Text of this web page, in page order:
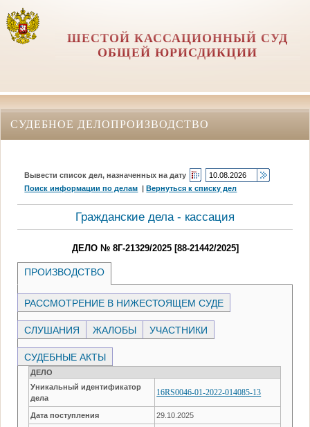
ШЕСТОЙ КАССАЦИОННЫЙ СУД
ОБЩЕЙ ЮРИСДИКЦИИ
СУДЕБНОЕ ДЕЛОПРОИЗВОДСТВО
Вывести список дел, назначенных на дату
Поиск информации по делам |Вернуться к списку дел
Гражданские дела - кассация
ДЕЛО № 8Г-21329/2025 [88-21442/2025]
ПРОИЗВОДСТВО
РАССМОТРЕНИЕ В НИЖЕСТОЯЩЕМ СУДЕ
СЛУШАНИЯ ЖАЛОБЫ УЧАСТНИКИ
СУДЕБНЫЕ АКТЫ
ДЕЛО
Уникальный идентификатор
дела
16RS0046-01-2022-014085-13
Дата поступления 29.10.2025